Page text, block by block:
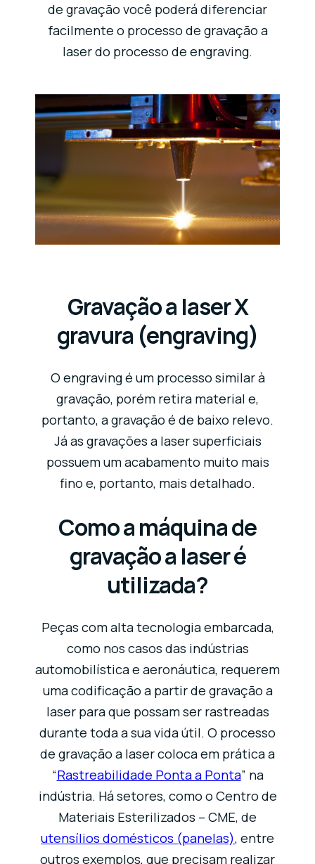
de gravação você poderá diferenciar
facilmente o processo de gravação a
laser do processo de engraving.
Gravação a laser X
gravura (engraving)
O engraving é um processo similar à
gravação, porém retira material e,
portanto, a gravação é de baixo relevo.
Já as gravações a laser superficiais
possuem um acabamento muito mais
fino e, portanto, mais detalhado.
Como a máquina de
gravação a laser é
utilizada?
Peças com alta tecnologia embarcada,
como nos casos das indústrias
automobilística e aeronáutica, requerem
uma codificação a partir de gravação a
laser para que possam ser rastreadas
durante toda a sua vida útil. O processo
de gravação a laser coloca em prática a
“Rastreabilidade Ponta a Ponta” na
indústria. Há setores, como o Centro de
Materiais Esterilizados – CME, de
utensílios domésticos (panelas), entre
outros exemplos, que precisam realizar